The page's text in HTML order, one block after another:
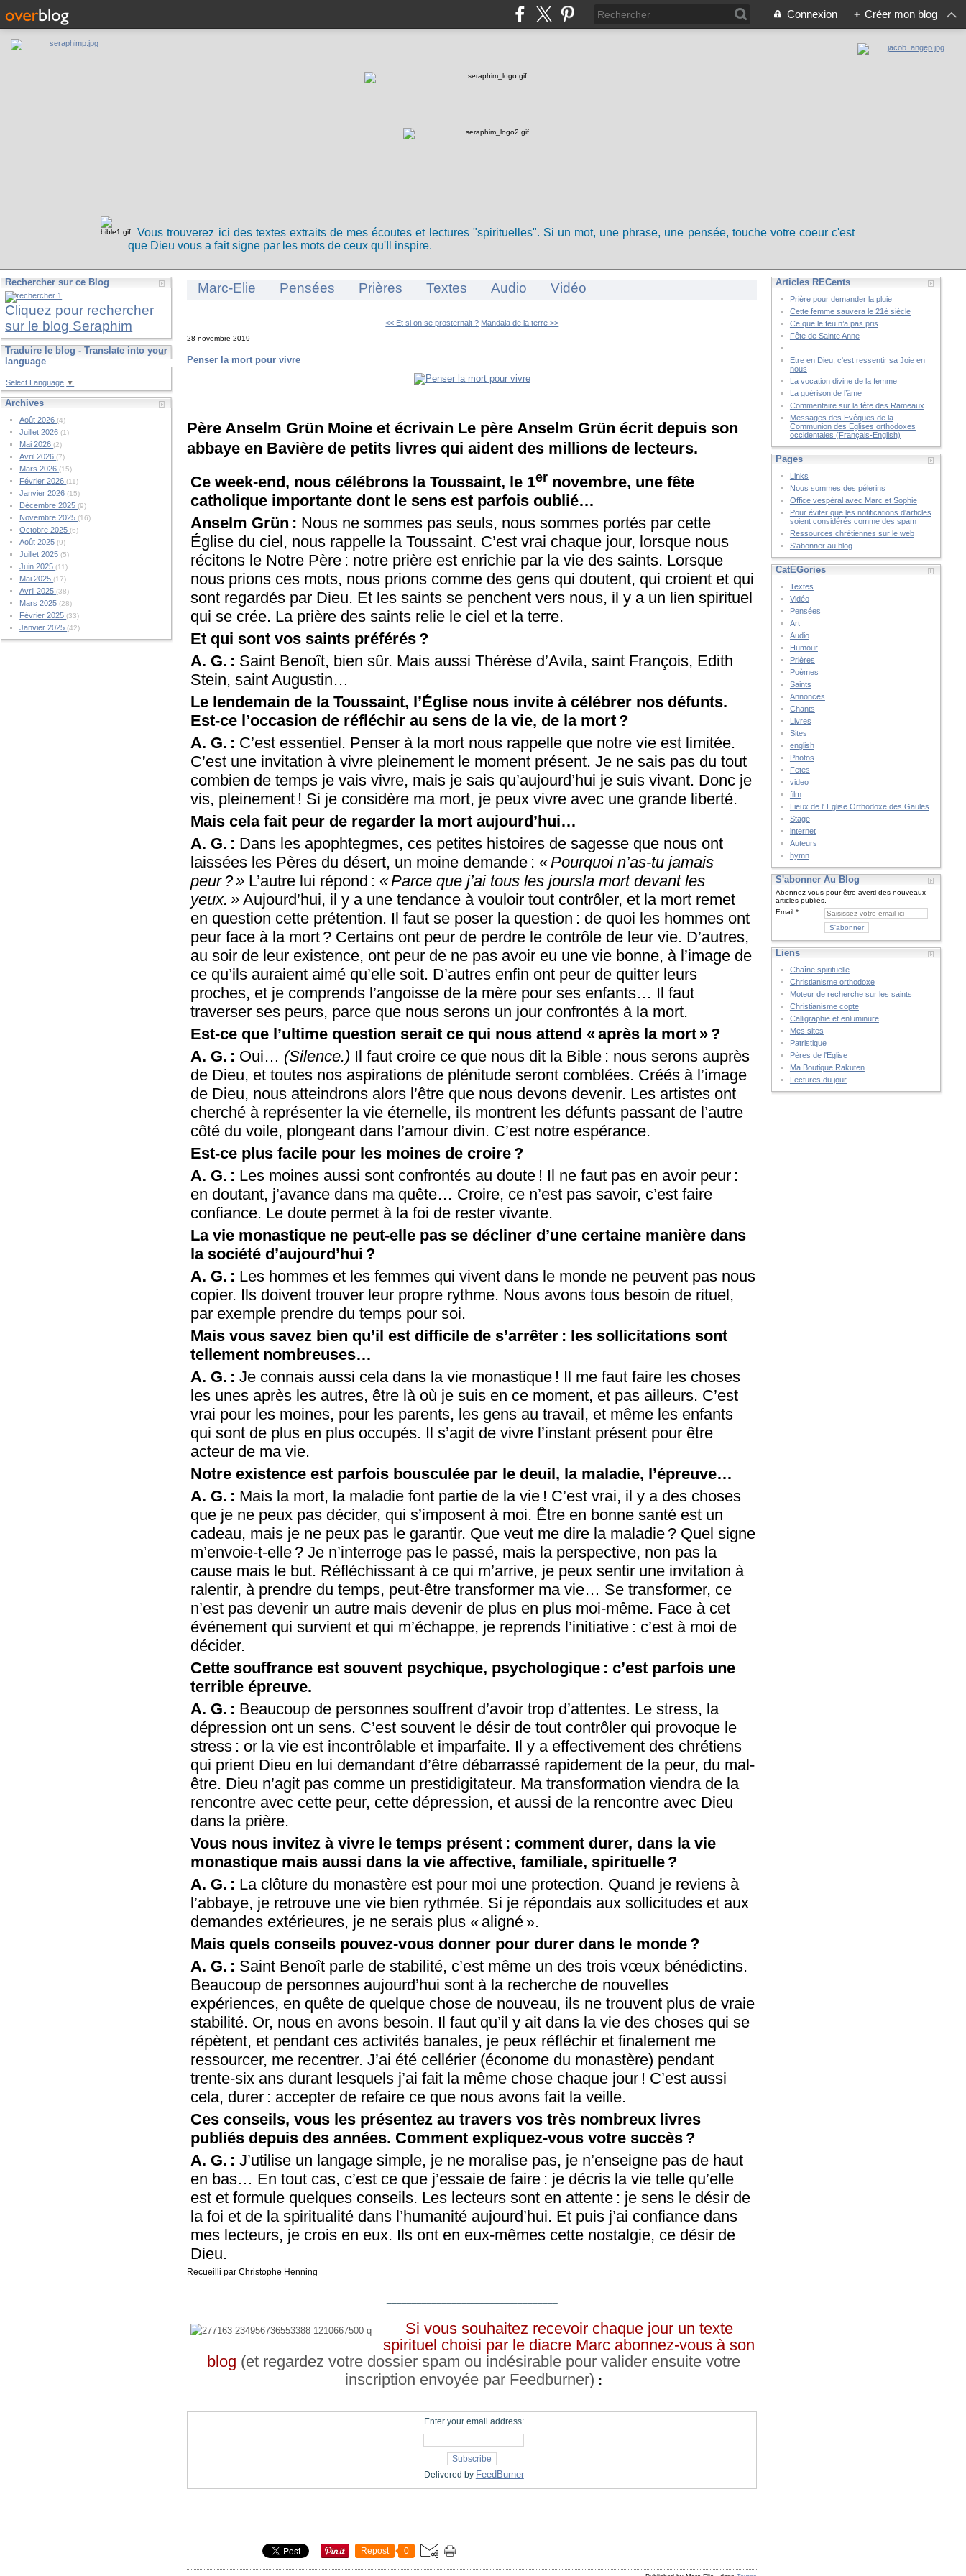
Connexion + Créer mon blog
Vous trouverez ici des textes extraits de mes écoutes et lectures "spirituelles". Si un mot, une phrase, une pensée, touche votre coeur c'est
que Dieu vous a fait signe par les mots de ceux qu'Il inspire.
Rechercher sur ce Blog
Cliquez pour rechercher
sur le blog Seraphim
Traduire le blog - Translate into your
language
Select Language ▼
Archives
Août 2026(4)
Juillet 2026(1)
Mai 2026(2)
Avril 2026(7)
Mars 2026(15)
Février 2026(11)
Janvier 2026(15)
Décembre 2025(9)
Novembre 2025(16)
Octobre 2025(6)
Août 2025(9)
Juillet 2025(5)
Juin 2025(11)
Mai 2025(17)
Avril 2025(38)
Mars 2025(28)
Février 2025(33)
Janvier 2025(42)
Marc-Elie Pensées Prières Textes Audio Vidéo
<< Et si on se prosternait ? Mandala de la terre >>
28 novembre 2019
Penser la mort pour vivre
Père Anselm Grün Moine et écrivain Le père Anselm Grün écrit depuis son
abbaye en Bavière de petits livres qui aident des millions de lecteurs.
Ce week-end, nous célébrons la Toussaint, le 1er novembre, une fête
catholique importante dont le sens est parfois oublié…
Anselm Grün : Nous ne sommes pas seuls, nous sommes portés par cette
Église du ciel, nous rappelle la Toussaint. C’est vrai chaque jour, lorsque nous
récitons le Notre Père : notre prière est enrichie par la vie des saints. Lorsque
nous prions ces mots, nous prions comme des gens qui doutent, qui croient et qui
sont regardés par Dieu. Et les saints se penchent vers nous, il y a un lien spirituel
qui se crée. La prière des saints relie le ciel et la terre.
Et qui sont vos saints préférés ?
A. G. : Saint Benoît, bien sûr. Mais aussi Thérèse d’Avila, saint François, Edith
Stein, saint Augustin…
Le lendemain de la Toussaint, l’Église nous invite à célébrer nos défunts.
Est-ce l’occasion de réfléchir au sens de la vie, de la mort ?
A. G. : C’est essentiel. Penser à la mort nous rappelle que notre vie est limitée.
C’est une invitation à vivre pleinement le moment présent. Je ne sais pas du tout
combien de temps je vais vivre, mais je sais qu’aujourd’hui je suis vivant. Donc je
vis, pleinement ! Si je considère ma mort, je peux vivre avec une grande liberté.
Mais cela fait peur de regarder la mort aujourd’hui…
A. G. : Dans les apophtegmes, ces petites histoires de sagesse que nous ont
laissées les Pères du désert, un moine demande :« Pourquoi n’as-tu jamais
peur ? » L’autre lui répond :« Parce que j’ai tous les joursla mort devant les
yeux. » Aujourd’hui, il y a une tendance à vouloir tout contrôler, et la mort remet
en question cette prétention. Il faut se poser la question : de quoi les hommes ont
peur face à la mort ? Certains ont peur de perdre le contrôle de leur vie. D’autres,
au soir de leur existence, ont peur de ne pas avoir eu une vie bonne, à l’image de
ce qu’ils auraient aimé qu’elle soit. D’autres enfin ont peur de quitter leurs
proches, et je comprends l’angoisse de la mère pour ses enfants… Il faut
traverser ses peurs, parce que nous serons un jour confrontés à la mort.
Est-ce que l’ultime question serait ce qui nous attend « après la mort » ?
A. G. : Oui… (Silence.) Il faut croire ce que nous dit la Bible : nous serons auprès
de Dieu, et toutes nos aspirations de plénitude seront comblées. Créés à l’image
de Dieu, nous atteindrons alors l’être que nous devons devenir. Les artistes ont
cherché à représenter la vie éternelle, ils montrent les défunts passant de l’autre
côté du voile, plongeant dans l’amour divin. C’est notre espérance.
Est-ce plus facile pour les moines de croire ?
A. G. : Les moines aussi sont confrontés au doute ! Il ne faut pas en avoir peur :
en doutant, j’avance dans ma quête… Croire, ce n’est pas savoir, c’est faire
confiance. Le doute permet à la foi de rester vivante.
La vie monastique ne peut-elle pas se décliner d’une certaine manière dans
la société d’aujourd’hui ?
A. G. : Les hommes et les femmes qui vivent dans le monde ne peuvent pas nous
copier. Ils doivent trouver leur propre rythme. Nous avons tous besoin de rituel,
par exemple prendre du temps pour soi.
Mais vous savez bien qu’il est difficile de s’arrêter : les sollicitations sont
tellement nombreuses…
A. G. :Je connais aussi cela dans la vie monastique ! Il me faut faire les choses
les unes après les autres, être là où je suis en ce moment, et pas ailleurs. C’est
vrai pour les moines, pour les parents, les gens au travail, et même les enfants
qui sont de plus en plus occupés. Il s’agit de vivre l’instant présent pour être
acteur de ma vie.
Notre existence est parfois bousculée par le deuil, la maladie, l’épreuve…
A. G. : Mais la mort, la maladie font partie de la vie ! C’est vrai, il y a des choses
que je ne peux pas décider, qui s’imposent à moi. Être en bonne santé est un
cadeau, mais je ne peux pas le garantir. Que veut me dire la maladie ? Quel signe
m’envoie-t-elle ? Je n’interroge pas le passé, mais la perspective, non pas la
cause mais le but. Réfléchissant à ce qui m’arrive, je peux sentir une invitation à
ralentir, à prendre du temps, peut-être transformer ma vie… Se transformer, ce
n’est pas devenir un autre mais devenir de plus en plus moi-même. Face à cet
événement qui survient et qui m’échappe, je reprends l’initiative : c’est à moi de
décider.
Cette souffrance est souvent psychique, psychologique : c’est parfois une
terrible épreuve.
A. G. : Beaucoup de personnes souffrent d’avoir trop d’attentes. Le stress, la
dépression ont un sens. C’est souvent le désir de tout contrôler qui provoque le
stress : or la vie est incontrôlable et imparfaite. Il y a effectivement des chrétiens
qui prient Dieu en lui demandant d’être débarrassé rapidement de la peur, du mal-
être. Dieu n’agit pas comme un prestidigitateur. Ma transformation viendra de la
rencontre avec cette peur, cette dépression, et aussi de la rencontre avec Dieu
dans la prière.
Vous nous invitez à vivre le temps présent : comment durer, dans la vie
monastique mais aussi dans la vie affective, familiale, spirituelle ?
A. G. : La clôture du monastère est pour moi une protection. Quand je reviens à
l’abbaye, je retrouve une vie bien rythmée. Si je répondais aux sollicitudes et aux
demandes extérieures, je ne serais plus « aligné ».
Mais quels conseils pouvez-vous donner pour durer dans le monde ?
A. G. : Saint Benoît parle de stabilité, c’est même un des trois vœux bénédictins.
Beaucoup de personnes aujourd’hui sont à la recherche de nouvelles
expériences, en quête de quelque chose de nouveau, ils ne trouvent plus de vraie
stabilité. Or, nous en avons besoin. Il faut qu’il y ait dans la vie des choses qui se
répètent, et pendant ces activités banales, je peux réfléchir et finalement me
ressourcer, me recentrer. J’ai été cellérier (économe du monastère) pendant
trente-six ans durant lesquels j’ai fait la même chose chaque jour ! C’est aussi
cela, durer : accepter de refaire ce que nous avons fait la veille.
Ces conseils, vous les présentez au travers vos très nombreux livres
publiés depuis des années. Comment expliquez-vous votre succès ?
A. G. : J’utilise un langage simple, je ne moralise pas, je n’enseigne pas de haut
en bas… En tout cas, c’est ce que j’essaie de faire : je décris la vie telle qu’elle
est et formule quelques conseils. Les lecteurs sont en attente : je sens le désir de
la foi et de la spiritualité dans l’humanité aujourd’hui. Et puis j’ai confiance dans
mes lecteurs, je crois en eux. Ils ont en eux-mêmes cette nostalgie, ce désir de
Dieu.
Recueilli par Christophe Henning
Si vous souhaitez recevoir chaque jour un texte
spirituel choisi par le diacre Marc abonnez-vous à son
blog (et regardez votre dossier spam ou indésirable pour valider ensuite votre
inscription envoyée par Feedburner) :
Enter your email address:
Delivered by FeedBurner
Repost 0
Articles RÉCents
Prière pour demander la pluie
Cette femme sauvera le 21è siècle
Ce que le feu n’a pas pris
Fête de Sainte Anne
Etre en Dieu, c'est ressentir sa Joie en
nous
La vocation divine de la femme
La guérison de l’âme
Commentaire sur la fête des Rameaux
Messages des Evêques de la
Communion des Eglises orthodoxes
occidentales (Français-English)
Pages
Links
Nous sommes des pélerins
Office vespéral avec Marc et Sophie
Pour éviter que les notifications d'articles
soient considérés comme des spam
Ressources chrétiennes sur le web
S'abonner au blog
CatÉGories
Textes
Vidéo
Pensées
Art
Audio
Humour
Prières
Poèmes
Saints
Annonces
Chants
Livres
Sites
english
Photos
Fetes
video
film
Lieux de l' Eglise Orthodoxe des Gaules
Stage
internet
Auteurs
hymn
S'abonner Au Blog
Abonnez-vous pour être averti des nouveaux
articles publiés.
Email
Liens
Chaîne spirituelle
Christianisme orthodoxe
Moteur de recherche sur les saints
Christianisme copte
Calligraphie et enluminure
Mes sites
Patristique
Pères de l'Eglise
Ma Boutique Rakuten
Lectures du jour